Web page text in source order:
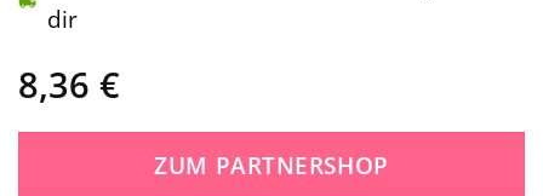
8,36 €
dir
ZUM PARTNERSHOP